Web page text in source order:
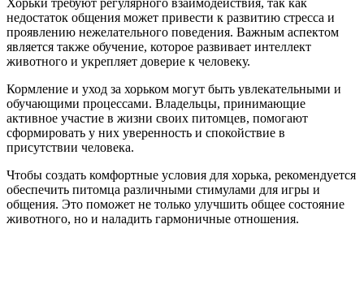
Хорьки требуют регулярного взаимодействия, так как
недостаток общения может привести к развитию стресса и
проявлению нежелательного поведения. Важным аспектом
является также обучение, которое развивает интеллект
животного и укрепляет доверие к человеку.
Кормление и уход за хорьком могут быть увлекательными и
обучающими процессами. Владельцы, принимающие
активное участие в жизни своих питомцев, помогают
сформировать у них уверенность и спокойствие в
присутствии человека.
Чтобы создать комфортные условия для хорька, рекомендуется
обеспечить питомца различными стимулами для игры и
общения. Это поможет не только улучшить общее состояние
животного, но и наладить гармоничные отношения.